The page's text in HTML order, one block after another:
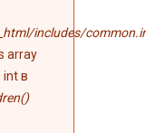
includes/
array
в